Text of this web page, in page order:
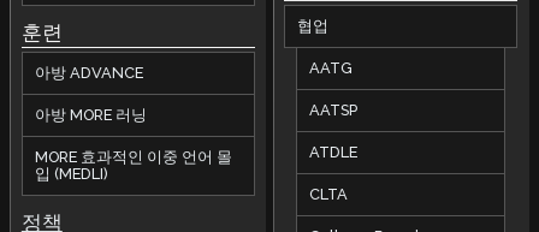
훈련
아방 ADVANCE
아방 MORE 러닝
MORE 효과적인 이중 언어 몰
입 (MEDLI)
정책
협업
AATG
AATSP
ATDLE
CLTA